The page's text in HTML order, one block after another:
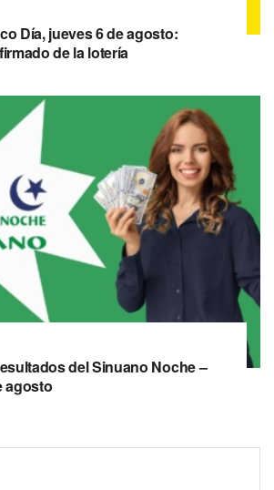
Día, jueves 6 de agosto:
de la lotería
del Sinuano Noche –
agosto